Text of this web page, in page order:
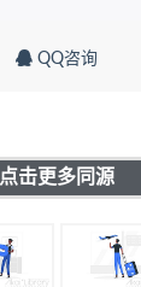
QQ咨询
点击更多同源